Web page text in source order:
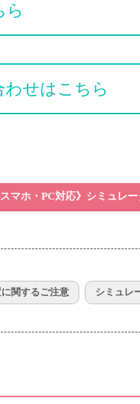
ら
わせはこちら
スマホ・PC対応》シミュレ
関するご注意 シミュレ